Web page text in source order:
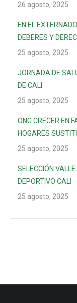
26 agosto, 2025
EN EL
DEBERES Y
25 agosto, 2025
JORNADA DE
DE CALI
25 agosto, 2025
ONG CRECER EN
HOGARES
25 agosto, 2025
SELECCIÓN
DEPORTIVO CALI
25 agosto, 2025